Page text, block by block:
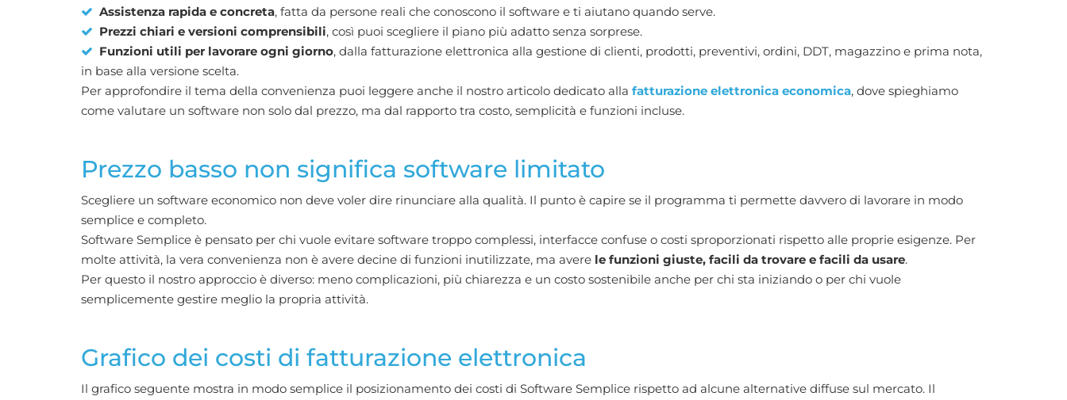
Assistenza rapida e concreta, fatta da persone reali che conoscono il software e ti aiutano quando serve.
Prezzi chiari e versioni comprensibili, così puoi scegliere il piano più adatto senza sorprese.
Funzioni utili per lavorare ogni giorno, dalla fatturazione elettronica alla gestione di clienti, prodotti, preventivi, ordini, DDT, magazzino e prima nota,
in base alla versione scelta.
Per approfondire il tema della convenienza puoi leggere anche il nostro articolo dedicato alla fatturazione elettronica economica, dove spieghiamo
come valutare un software non solo dal prezzo, ma dal rapporto tra costo, semplicità e funzioni incluse.
Prezzo basso non significa software limitato
Scegliere un software economico non deve voler dire rinunciare alla qualità. Il punto è capire se il programma ti permette davvero di lavorare in modo
semplice e completo.
Software Semplice è pensato per chi vuole evitare software troppo complessi, interfacce confuse o costi sproporzionati rispetto alle proprie esigenze. Per
molte attività, la vera convenienza non è avere decine di funzioni inutilizzate, ma avere le funzioni giuste, facili da trovare e facili da usare.
Per questo il nostro approccio è diverso: meno complicazioni, più chiarezza e un costo sostenibile anche per chi sta iniziando o per chi vuole
semplicemente gestire meglio la propria attività.
Grafico dei costi di fatturazione elettronica
Il grafico seguente mostra in modo semplice il posizionamento dei costi di Software Semplice rispetto ad alcune alternative diffuse sul mercato. Il